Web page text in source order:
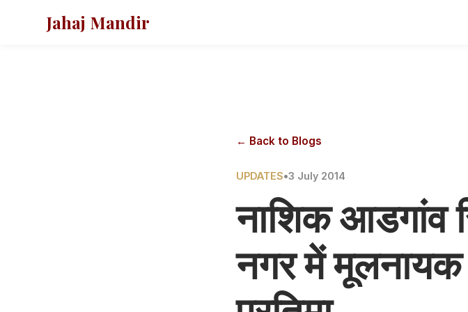
Jahaj Mandir
← Back to Blogs
UPDATES•3 July 2014
नाशिक आडगांव
नगर में मूलनायक